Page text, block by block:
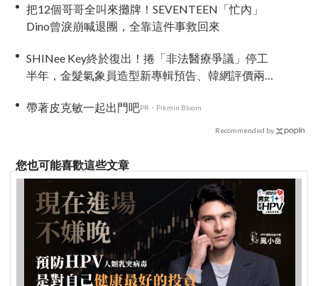
把12個哥哥全叫來攤牌！SEVENTEEN「忙內」
Dino曾淚崩喊退團，全靠這件事救回來
SHINee Key終於復出！捲「非法醫療爭議」停工
半年，金髮氣象員造型新專輯預告、韓網評價兩
帶著皮克敏一起出門吧PR・Pikmin Bloom
Recommended by
您也可能喜歡這些文章